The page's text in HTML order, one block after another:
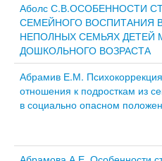
Аболс С.В.ОСОБЕННОСТИ
СЕМЕЙНОГО ВОСПИТАНИЯ
НЕПОЛНЫХ СЕМЬЯХ ДЕТЕЙ
ДОШКОЛЬНОГО ВОЗРАСТА
Абрамив Е.М. Психокоррекция
отношения к подросткам из
в социально опасном